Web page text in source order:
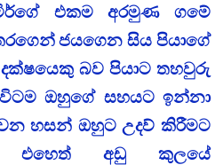
එකම අරමුණ ගමේ
ජයගෙන සිය පියාගේ
දක්ෂයෙකු බව පියාට තහවුරු
ඔහුගේ සහයට ඉන්නා
හසන් ඔහුට උදව් කිරීමට
එහෙත් අඩු කුලයේ